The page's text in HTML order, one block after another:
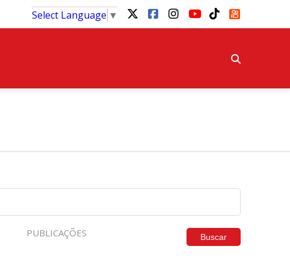
Select Language ▼
PUBLICAÇÕES Buscar